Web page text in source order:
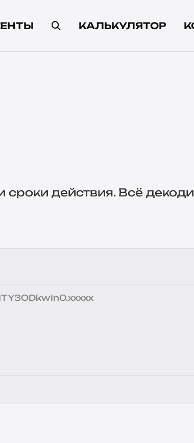
КАЛЬКУЛЯТОР
действия. Всё